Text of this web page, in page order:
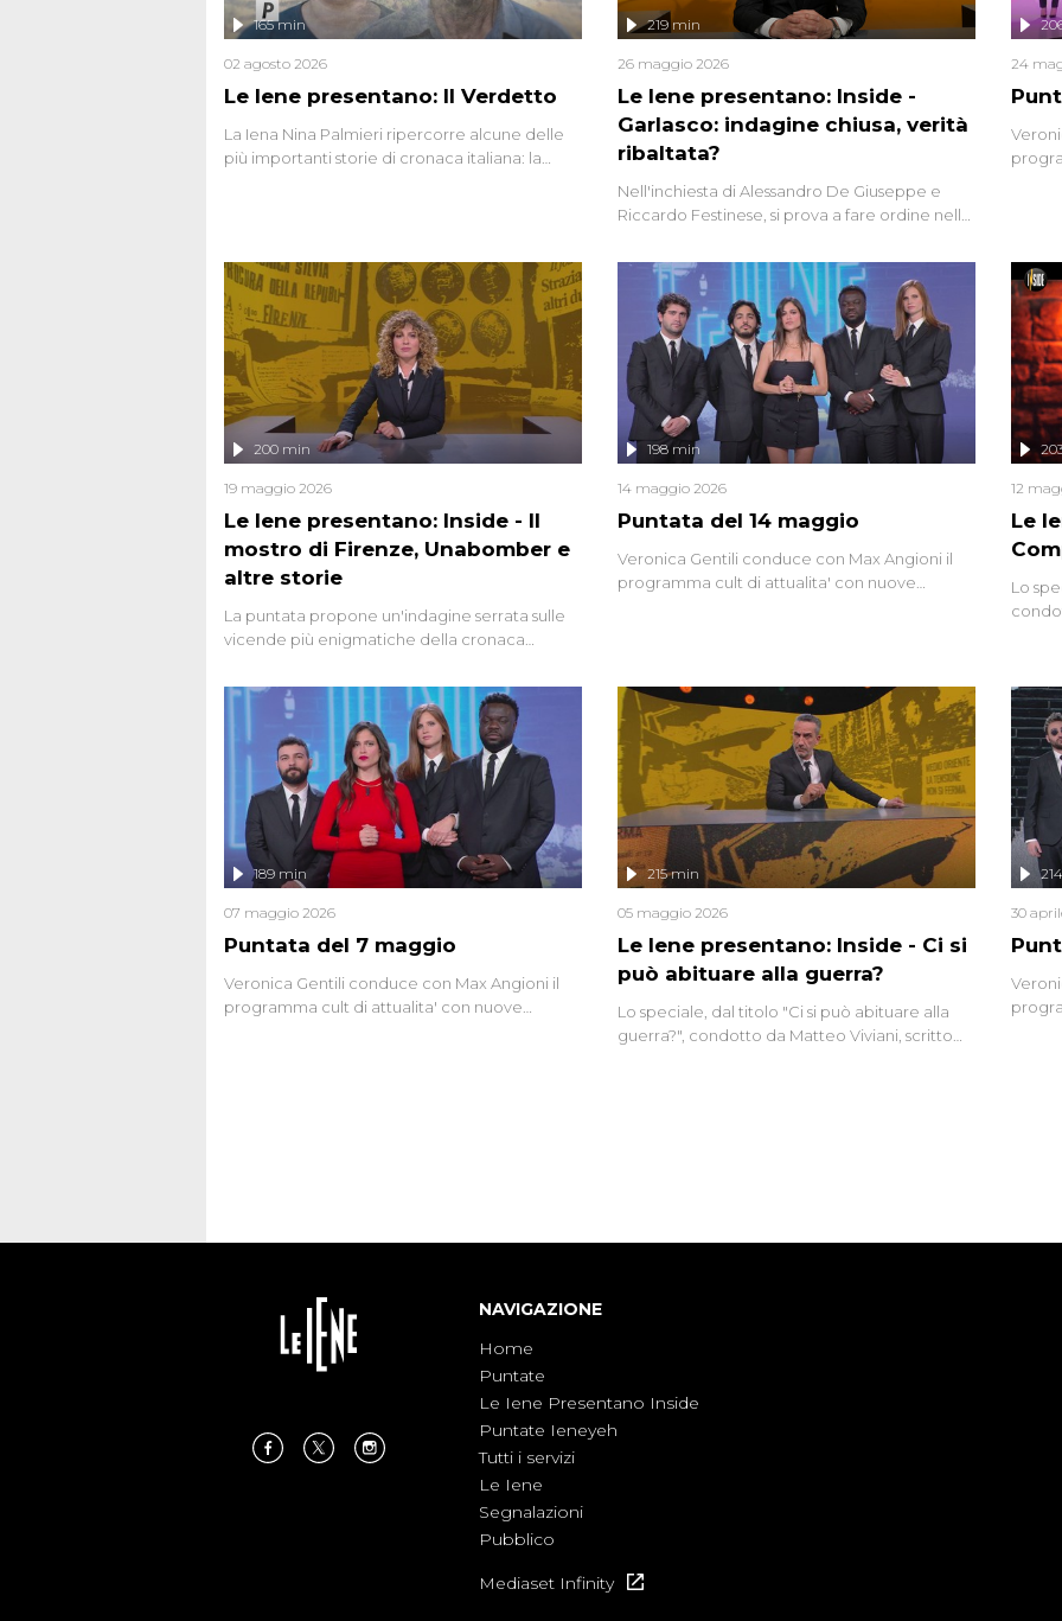
Le Iene presentano: Il Verdetto
165 min
02 agosto 2026
La Iena Nina Palmieri ripercorre alcune delle
più importanti storie di cronaca italiana: la
Le Iene presentano: Inside -
Garlasco: indagine chiusa, verità
ribaltata?
219 min
26 maggio 2026
Nell'inchiesta di Alessandro De Giuseppe e
Riccardo Festinese, si prova a fare ordine nella
continuano a emergere attorno a una delle
vicende giudiziarie più discusse degli ultimi
anni. Lo speciale ricostruisce la vicenda
mettendo in fila testimonianze, errori, dettagli
controversi e i protagonisti di un'indagine che
sembra non avere fine.
24
Le Iene presentano: Inside - Il
mostro di Firenze, Unabomber e
altre storie
200 min
19 maggio 2026
La puntata propone un'indagine serrata sulle
vicende più enigmatiche della cronaca
seriale responsabile di decine di attentati tra
gli anni '90 e il 2000 che, inquietantemente,
potrebbe essere ancora in libertà. Lo speciale
affronta inoltre le zone d'ombra sul Mostro di
Firenze, le cui responsabilità appaiono ancora
oggi avvolte in un groviglio di dubbi mai
chiariti. Nel corso dello speciale anche
l'intervista inedita a Olindo Romano, realizzata
ne...
Puntata del 14 maggio
198 min
14 maggio 2026
Veronica Gentili conduce con Max Angioni il
programma cult di attualita' con nuove
Le
12
Lo
e
Puntata del 7 maggio
189 min
07 maggio 2026
Veronica Gentili conduce con Max Angioni il
programma cult di attualita' con nuove
Le Iene presentano: Inside - Ci si
può abituare alla guerra?
215 min
05 maggio 2026
Lo speciale, dal titolo "Ci si può abituare alla
guerra?", condotto da Matteo Viviani, scritto
30
NAVIGAZIONE
Home
Puntate
Le Iene Presentano Inside
Puntate Ieneyeh
Tutti i servizi
Le Iene
Segnalazioni
Pubblico
Mediaset Infinity